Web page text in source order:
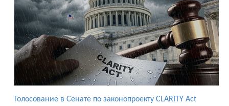
Голосование в Сенате по законопроекту CLARITY Act